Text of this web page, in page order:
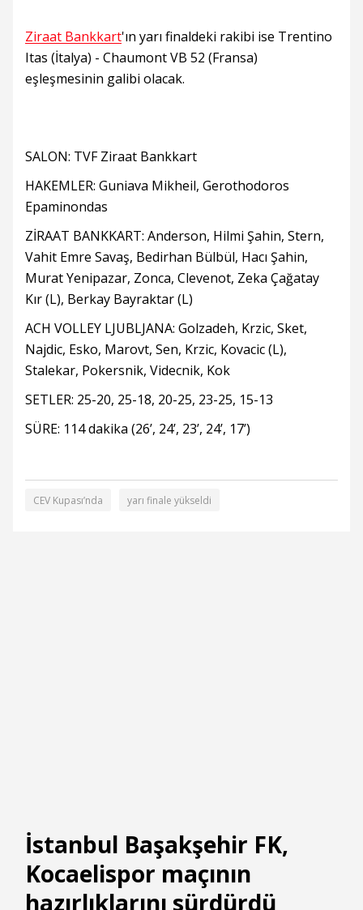
Ziraat Bankkart'ın yarı finaldeki rakibi ise Trentino
Itas (İtalya) - Chaumont VB 52 (Fransa)
eşleşmesinin galibi olacak.
SALON: TVF Ziraat Bankkart
HAKEMLER: Guniava Mikheil, Gerothodoros
Epaminondas
ZİRAAT BANKKART: Anderson, Hilmi Şahin, Stern,
Vahit Emre Savaş, Bedirhan Bülbül, Hacı Şahin,
Murat Yenipazar, Zonca, Clevenot, Zeka Çağatay
Kır (L), Berkay Bayraktar (L)
ACH VOLLEY LJUBLJANA: Golzadeh, Krzic, Sket,
Najdic, Esko, Marovt, Sen, Krzic, Kovacic (L),
Stalekar, Pokersnik, Videcnik, Kok
SETLER: 25-20, 25-18, 20-25, 23-25, 15-13
SÜRE: 114 dakika (26’, 24’, 23’, 24’, 17’)
CEV Kupası’nda yarı finale yükseldi
İstanbul Başakşehir FK,
Kocaelispor maçının
hazırlıklarını sürdürdü